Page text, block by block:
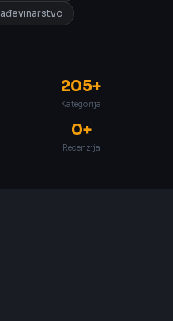
205+
Kategorija
0+
Recenzija